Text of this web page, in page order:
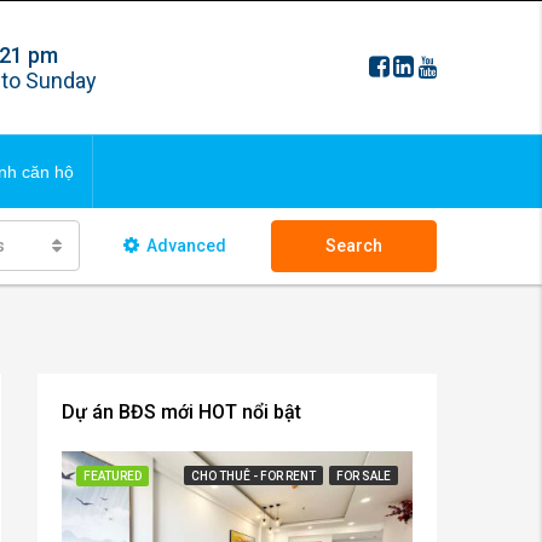
pm
Sunday
căn hộ
Advanced Search
Dự án BĐS mới HOT nổi bật
FEATURED CHO THUÊ - FOR RENT FOR SALE
bds Updating